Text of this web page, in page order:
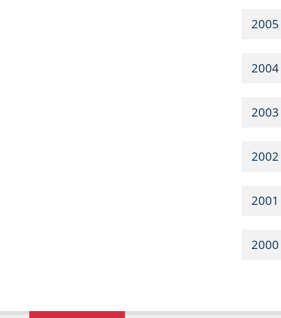
2005
2004
2003
2002
2001
2000